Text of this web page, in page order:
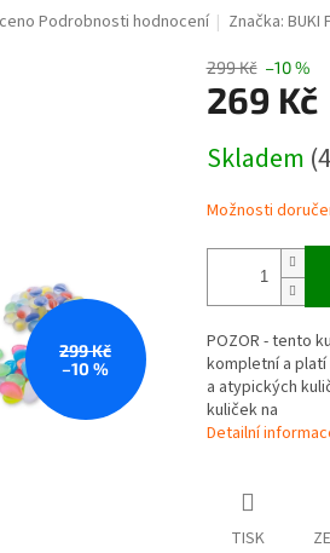
Podrobnosti hodnocení Značka:BUKI
299 Kč
–10 %
299 Kč –10 %
269 Kč
cena:
Skladem
Možnosti
POZOR - tento
kompletní a platí
a atypických
kuliček na
Detailní
TISK